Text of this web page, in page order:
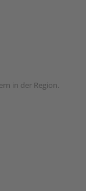
in der Region.